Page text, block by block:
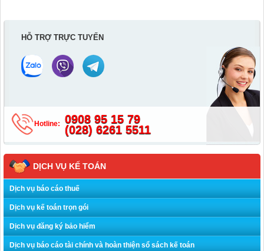
HỖ TRỢ TRỰC TUYẾN
Hotline:
0908 95 15 79
(028) 6261 5511
DỊCH VỤ KẾ TOÁN
Dịch vụ báo cáo thuế
Dịch vụ kế toán trọn gói
Dịch vụ đăng ký bảo hiểm
Dịch vụ báo cáo tài chính và hoàn thiện sổ sách kế toán